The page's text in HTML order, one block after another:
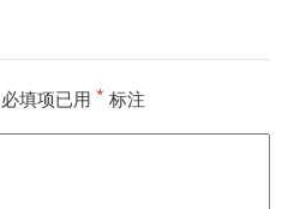
必填项已用 * 标注